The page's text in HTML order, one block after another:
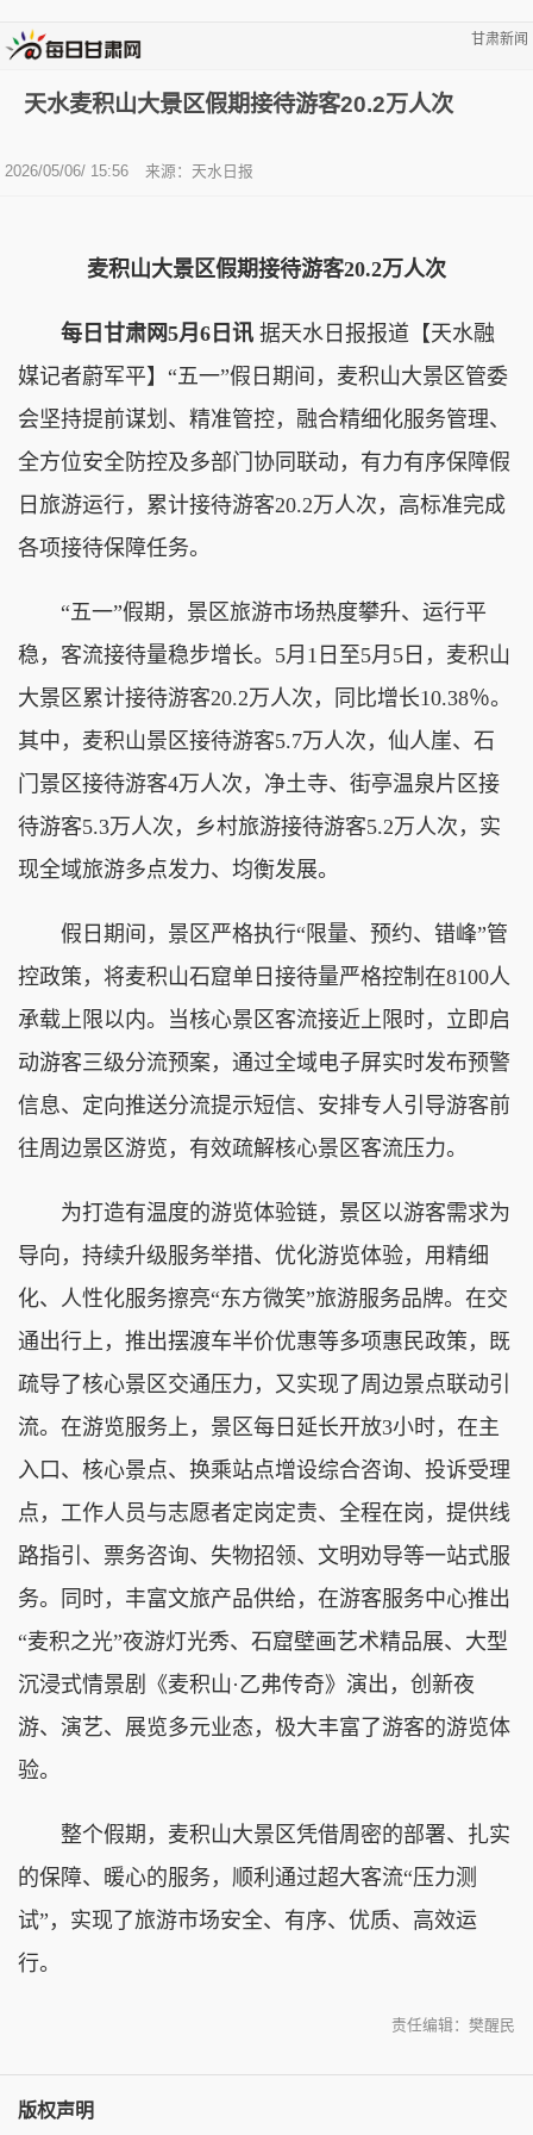
甘肃新闻
天水麦积山大景区假期接待游客20.2万人次
2026/05/06/ 15:56 来源：天水日报
麦积山大景区假期接待游客20.2万人次
每日甘肃网5月6日讯 据天水日报报道【天水融
媒记者蔚军平】“五一”假日期间，麦积山大景区管委
会坚持提前谋划、精准管控，融合精细化服务管理、
全方位安全防控及多部门协同联动，有力有序保障假
日旅游运行，累计接待游客20.2万人次，高标准完成
各项接待保障任务。
“五一”假期，景区旅游市场热度攀升、运行平
稳，客流接待量稳步增长。5月1日至5月5日，麦积山
大景区累计接待游客20.2万人次，同比增长10.38％。
其中，麦积山景区接待游客5.7万人次，仙人崖、石
门景区接待游客4万人次，净土寺、街亭温泉片区接
待游客5.3万人次，乡村旅游接待游客5.2万人次，实
现全域旅游多点发力、均衡发展。
假日期间，景区严格执行“限量、预约、错峰”管
控政策，将麦积山石窟单日接待量严格控制在8100人
承载上限以内。当核心景区客流接近上限时，立即启
动游客三级分流预案，通过全域电子屏实时发布预警
信息、定向推送分流提示短信、安排专人引导游客前
往周边景区游览，有效疏解核心景区客流压力。
为打造有温度的游览体验链，景区以游客需求为
导向，持续升级服务举措、优化游览体验，用精细
化、人性化服务擦亮“东方微笑”旅游服务品牌。在交
通出行上，推出摆渡车半价优惠等多项惠民政策，既
疏导了核心景区交通压力，又实现了周边景点联动引
流。在游览服务上，景区每日延长开放3小时，在主
入口、核心景点、换乘站点增设综合咨询、投诉受理
点，工作人员与志愿者定岗定责、全程在岗，提供线
路指引、票务咨询、失物招领、文明劝导等一站式服
务。同时，丰富文旅产品供给，在游客服务中心推出
“麦积之光”夜游灯光秀、石窟壁画艺术精品展、大型
沉浸式情景剧《麦积山·乙弗传奇》演出，创新夜
游、演艺、展览多元业态，极大丰富了游客的游览体
验。
整个假期，麦积山大景区凭借周密的部署、扎实
的保障、暖心的服务，顺利通过超大客流“压力测
试”，实现了旅游市场安全、有序、优质、高效运
行。
责任编辑：樊醒民
版权声明